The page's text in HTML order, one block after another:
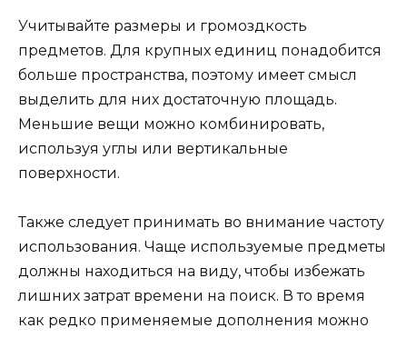
Учитывайте размеры и громоздкость
предметов. Для крупных единиц понадобится
больше пространства, поэтому имеет смысл
выделить для них достаточную площадь.
Меньшие вещи можно комбинировать,
используя углы или вертикальные
поверхности.
Также следует принимать во внимание частоту
использования. Чаще используемые предметы
должны находиться на виду, чтобы избежать
лишних затрат времени на поиск. В то время
как редко применяемые дополнения можно